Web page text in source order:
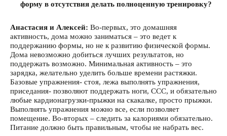
форму в отсутствия делать полноценную тренировку?
Анастасия и Алексей: Во-первых, это домашняя
активность, дома можно заниматься – это ведет к
поддержанию формы, но не к развитию физической формы.
Дома невозможно добиться лучших результатов, но
поддержать возможно. Минимальная активность – это
зарядка, желательно уделить больше времени растяжки.
Базовые упражнения- стоя, лежа выполнять упражнения,
приседания- позволяют поддержать ноги, ССС, и обязательно
любые кардионагрузки-прыжки на скакалке, просто прыжки.
Выполнять упражнения можно все, если позволяет
помещение. Во-вторых – следить за калориями обязательно.
Питание должно быть правильным, чтобы не набрать вес.